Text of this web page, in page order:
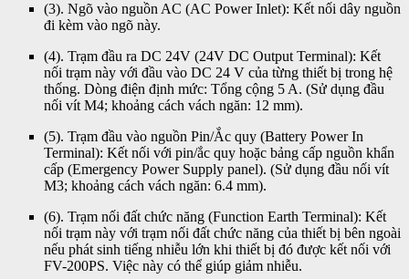
(3). Ngõ vào nguồn AC (AC Power Inlet): Kết nối dây nguồn
đi kèm vào ngõ này.
(4). Trạm đầu ra DC 24V (24V DC Output Terminal): Kết
nối trạm này với đầu vào DC 24 V của từng thiết bị trong hệ
thống. Dòng điện định mức: Tổng cộng 5 A. (Sử dụng đầu
nối vít M4; khoảng cách vách ngăn: 12 mm).
(5). Trạm đầu vào nguồn Pin/Ắc quy (Battery Power In
Terminal): Kết nối với pin/ắc quy hoặc bảng cấp nguồn khẩn
cấp (Emergency Power Supply panel). (Sử dụng đầu nối vít
M3; khoảng cách vách ngăn: 6.4 mm).
(6). Trạm nối đất chức năng (Function Earth Terminal): Kết
nối trạm này với trạm nối đất chức năng của thiết bị bên ngoài
nếu phát sinh tiếng nhiễu lớn khi thiết bị đó được kết nối với
FV-200PS. Việc này có thể giúp giảm nhiễu.